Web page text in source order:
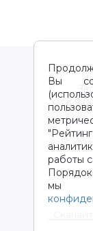
Вы
работы
мы
с